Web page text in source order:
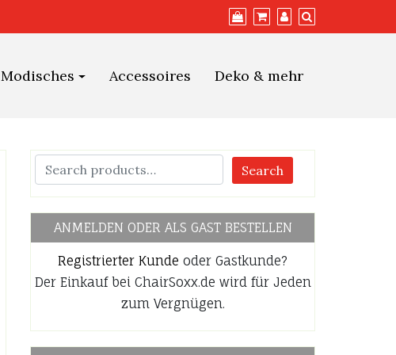
Modisches Accessoires Deko & mehr
Search
ANMELDEN ODER ALS GAST BESTELLEN
Registrierter Kunde oder Gastkunde?
Der Einkauf bei ChairSoxx.de wird für Jeden
zum Vergnügen.